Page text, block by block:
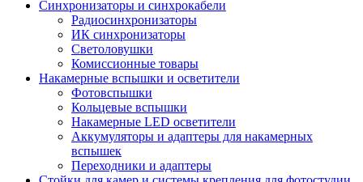
Синхронизаторы и синхрокабели
Радиосинхронизаторы
ИК синхронизаторы
Светоловушки
Комиссионные товары
Накамерные вспышки и осветители
Фотовспышки
Кольцевые вспышки
Накамерные LED осветители
Аккумуляторы и адаптеры для накамерных
вспышек
Переходники и адаптеры